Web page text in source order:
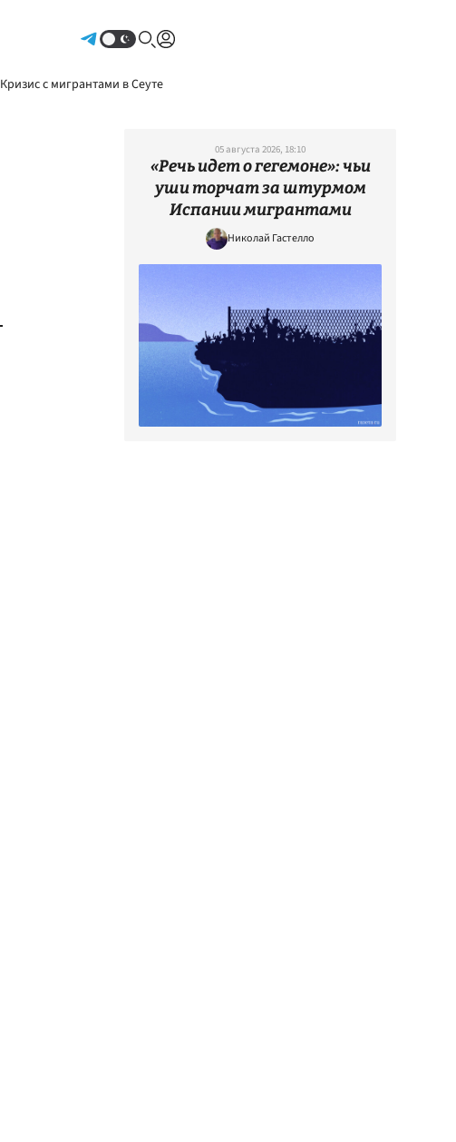
Кризис с мигрантами в Сеуте
05 августа 2026, 18:10
«Речь идет о гегемоне»: чьи
уши торчат за штурмом
Испании мигрантами
Николай Гастелло